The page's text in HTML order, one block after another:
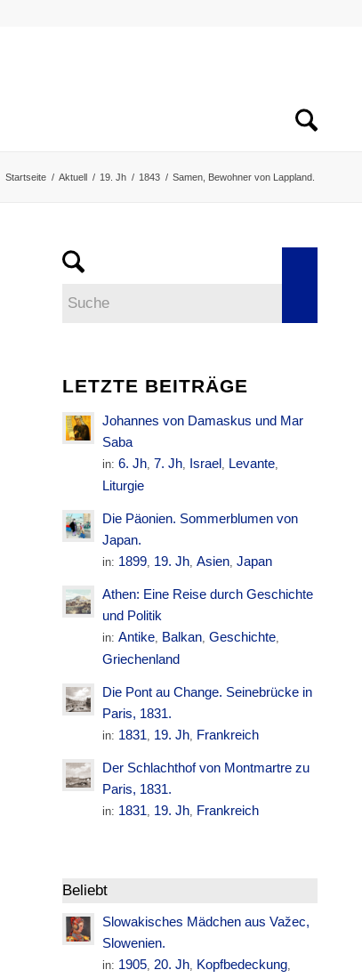
Startseite / Aktuell / 19. Jh / 1843 / Samen, Bewohner von Lappland.
LETZTE BEITRÄGE
Johannes von Damaskus und Mar
Saba
in:6. Jh, 7. Jh, Israel, Levante,
Liturgie
Die Päonien. Sommerblumen von
Japan.
in: 1899, 19. Jh,Asien,Japan
Athen: Eine Reise durch Geschichte
und Politik
in:Antike, Balkan,Geschichte,
Griechenland
Die Pont au Change. Seinebrücke in
Paris, 1831.
in: 1831, 19. Jh, Frankreich
Der Schlachthof von Montmartre zu
Paris, 1831.
in: 1831, 19. Jh, Frankreich
Beliebt
Slowakisches Mädchen aus Važec,
Slowenien.
in: 1905,20. Jh, Kopfbedeckung,